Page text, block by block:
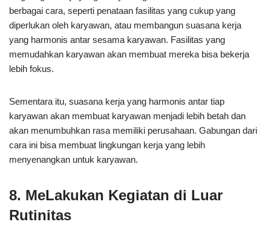
berbagai cara, seperti penataan fasilitas yang cukup yang
diperlukan oleh karyawan, atau membangun suasana kerja
yang harmonis antar sesama karyawan. Fasilitas yang
memudahkan karyawan akan membuat mereka bisa bekerja
lebih fokus.
Sementara itu, suasana kerja yang harmonis antar tiap
karyawan akan membuat karyawan menjadi lebih betah dan
akan menumbuhkan rasa memiliki perusahaan. Gabungan dari
cara ini bisa membuat lingkungan kerja yang lebih
menyenangkan untuk karyawan.
8. MeLakukan Kegiatan di Luar
Rutinitas